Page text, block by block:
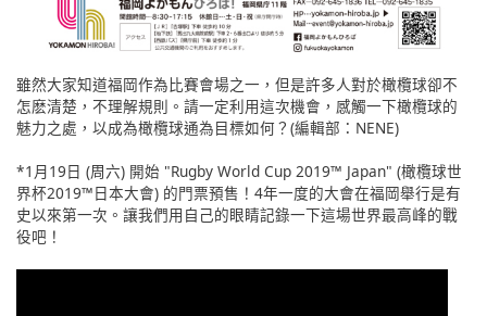
雖然大家知道福岡作為比賽會場之一，但是許多人對於橄欖球卻不
怎麽清楚，不理解規則。請一定利用這次機會，感觸一下橄欖球的
魅力之處，以成為橄欖球通為目標如何？(編輯部：NENE)
*1月19日 (周六) 開始 "Rugby World Cup 2019™ Japan" (橄欖球世
界杯2019™日本大會) 的門票預售！4年一度的大會在福岡舉行是有
史以來第一次。讓我們用自己的眼睛記錄一下這場世界最高峰的戰
役吧！